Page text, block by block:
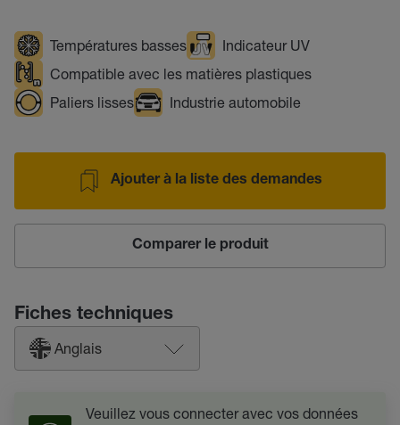
Températures basses
Indicateur UV
Compatible avec les matières plastiques
Paliers lisses
Industrie automobile
Ajouter à la liste des demandes
Comparer le produit
Fiches techniques
Anglais
Veuillez vous connecter avec vos données